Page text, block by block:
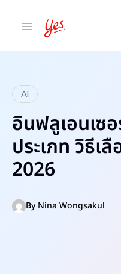
AI
อินฟลูเอนเซ
ประเภท วิธีเ
2026
ByNina Wongsakul